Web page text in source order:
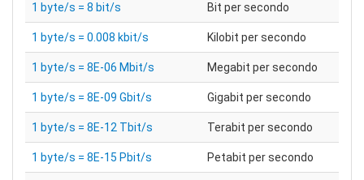
1 byte/s = 8 bit/s Bit per secondo
1 byte/s = 0.008 kbit/s Kilobit per secondo
1 byte/s = 8E-06 Mbit/s Megabit per secondo
1 byte/s = 8E-09 Gbit/s Gigabit per secondo
1 byte/s = 8E-12 Tbit/s Terabit per secondo
1 byte/s = 8E-15 Pbit/s Petabit per secondo